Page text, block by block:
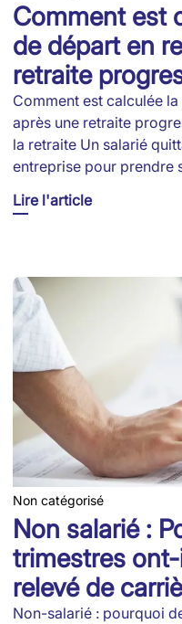
Comment est
de départ en
retraite
Comment est calculée
après une retraite
la retraite Un salarié
entreprise pour prendre
Lire l'article
Non catégorisé
Non salarié :
trimestres
relevé de
Non-salarié : pourquoi